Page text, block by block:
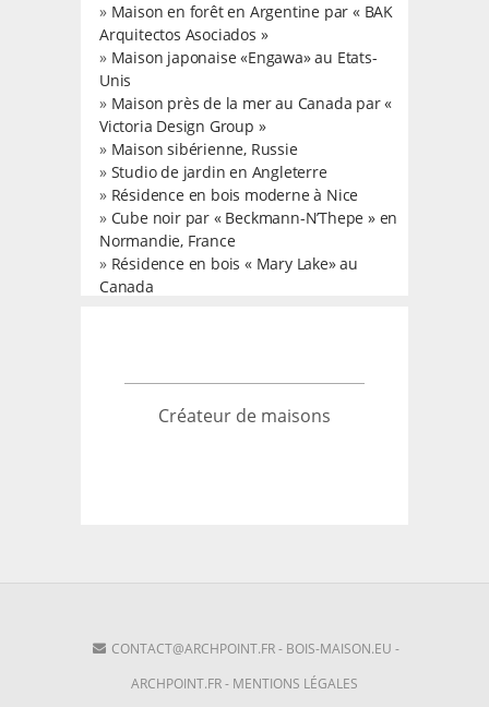
» Maison en forêt en Argentine par « BAK
Arquitectos Asociados »
» Maison japonaise «Engawa» au Etats-
Unis
» Maison près de la mer au Canada par «
Victoria Design Group »
» Maison sibérienne, Russie
» Studio de jardin en Angleterre
» Résidence en bois moderne à Nice
» Cube noir par « Beckmann-N’Thepe » en
Normandie, France
» Résidence en bois « Mary Lake» au
Canada
Créateur de maisons
CONTACT@ARCHPOINT.FR- BOIS-MAISON.EU -
ARCHPOINT.FR- MENTIONS LÉGALES